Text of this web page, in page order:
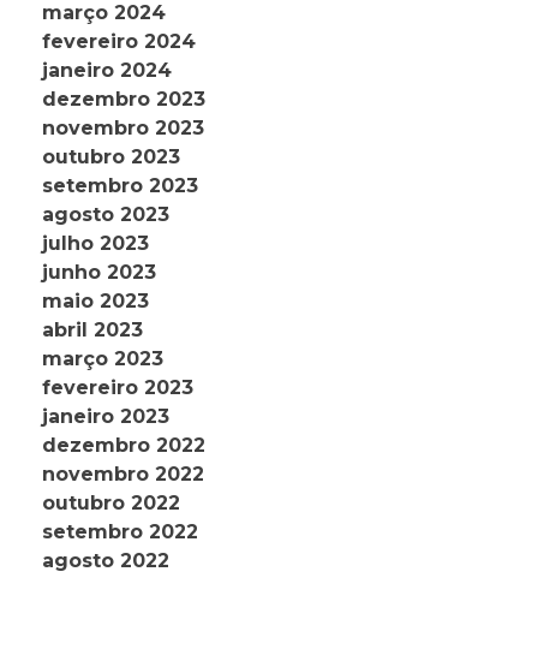
março 2024
fevereiro 2024
janeiro 2024
dezembro 2023
novembro 2023
outubro 2023
setembro 2023
agosto 2023
julho 2023
junho 2023
maio 2023
abril 2023
março 2023
fevereiro 2023
janeiro 2023
dezembro 2022
novembro 2022
outubro 2022
setembro 2022
agosto 2022